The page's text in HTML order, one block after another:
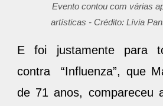
Evento contou com várias
artísticas - Crédito: Lívia
E foi justamente para
contra “Influenza”, que
de 71 anos, compareceu